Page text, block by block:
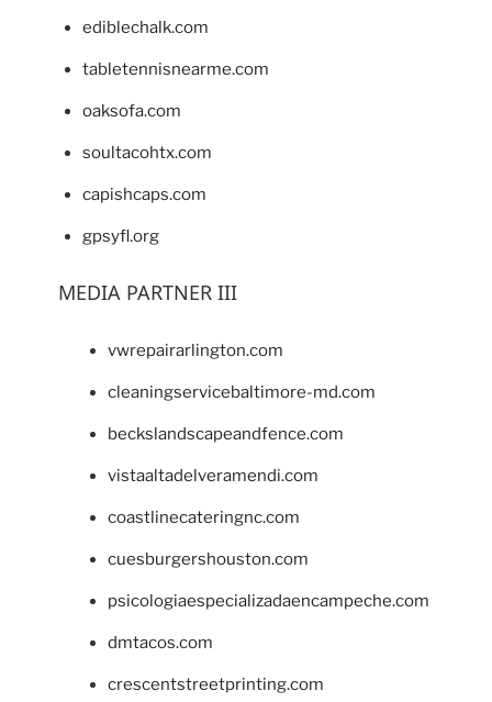
ediblechalk.com
tabletennisnearme.com
oaksofa.com
soultacohtx.com
capishcaps.com
gpsyfl.org
MEDIA PARTNER III
vwrepairarlington.com
cleaningservicebaltimore-md.com
beckslandscapeandfence.com
vistaaltadelveramendi.com
coastlinecateringnc.com
cuesburgershouston.com
psicologiaespecializadaencampeche.com
dmtacos.com
crescentstreetprinting.com